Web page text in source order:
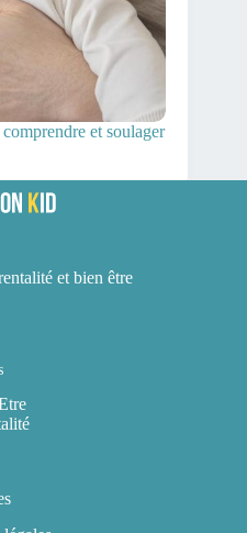
et soulager
et bien être